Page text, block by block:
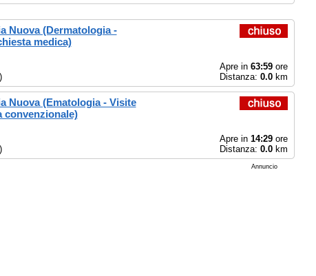
Nuova (Dermatologia -
medica)
Apre in 63:59ore
Distanza: 0.0km
Nuova (Ematologia - Visite
convenzionale)
Apre in 14:29ore
Distanza: 0.0km
Annuncio